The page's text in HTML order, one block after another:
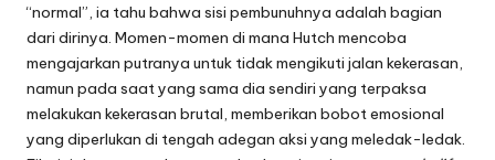
“normal”, ia tahu bahwa sisi pembunuhnya adalah bagian
dari dirinya. Momen-momen di mana Hutch mencoba
mengajarkan putranya untuk tidak mengikuti jalan kekerasan,
namun pada saat yang sama dia sendiri yang terpaksa
melakukan kekerasan brutal, memberikan bobot emosional
yang diperlukan di tengah adegan aksi yang meledak-ledak.